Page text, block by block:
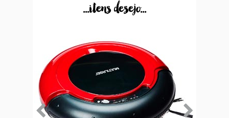
...itens desejo...